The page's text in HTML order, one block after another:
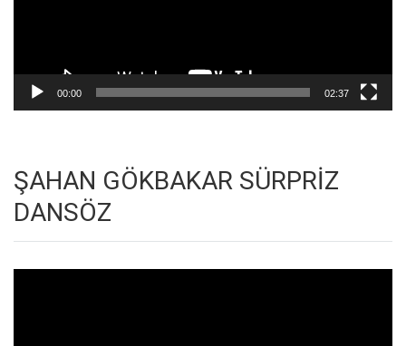
00:00 02:37
ŞAHAN GÖKBAKAR SÜRPRİZ
DANSÖZ